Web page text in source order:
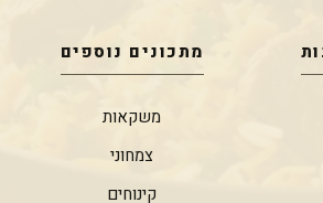
מתכונים נוספים
משקאות
צמחוני
קינוחים